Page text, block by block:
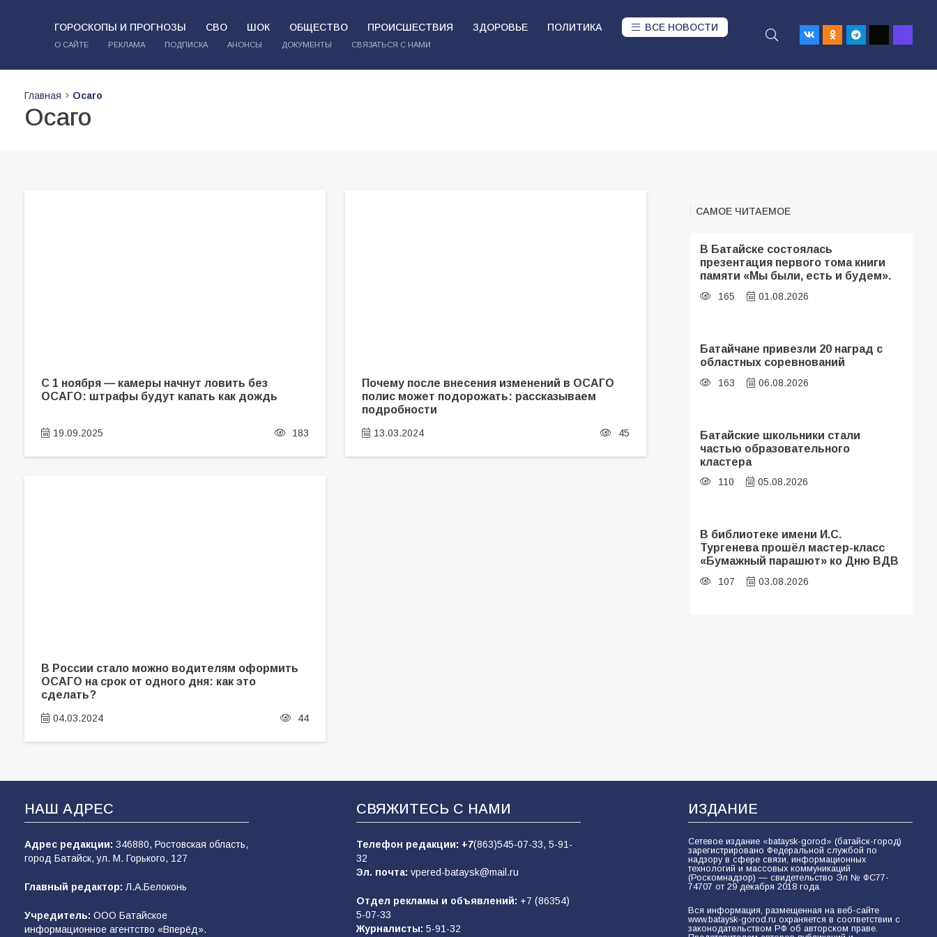
ГОРОСКОПЫ И ПРОГНОЗЫ СВО ШОК ОБЩЕСТВО ПРОИСШЕСТВИЯ ЗДОРОВЬЕ ПОЛИТИКА ВСЕ НОВОСТИ
О САЙТЕ РЕКЛАМА ПОДПИСКА АНОНСЫ ДОКУМЕНТЫ СВЯЗАТЬСЯ С НАМИ
Главная Осаго
Осаго
С 1 ноября — камеры начнут ловить без
ОСАГО: штрафы будут капать как дождь
19.09.2025 183
Почему после внесения изменений в ОСАГО
полис может подорожать: рассказываем
подробности
13.03.2024 45
В России стало можно водителям оформить
ОСАГО на срок от одного дня: как это
сделать?
04.03.2024 44
САМОЕ ЧИТАЕМОЕ
В Батайске состоялась
презентация первого тома книги
памяти «Мы были, есть и будем».
165 01.08.2026
Батайчане привезли 20 наград с
областных соревнований
163 06.08.2026
Батайские школьники стали
частью образовательного
кластера
110 05.08.2026
В библиотеке имени И.С.
Тургенева прошёл мастер-класс
«Бумажный парашют» ко Дню ВДВ
107 03.08.2026
Будет ли мобилизация в России в
Госдуме дали ответ
95 06.08.2026
«Пургу нести — не поля
переходить»: почему заявления о
НАШ АДРЕС
Адрес редакции: 346880, Ростовская область,
город Батайск, ул. М. Горького, 127
Главный редактор: Л.А.Белоконь
Учредитель: ООО Батайское
информационное агентство «Вперёд».
СВЯЖИТЕСЬ С НАМИ
Телефон редакции: +7(863)545-07-33, 5-91-
32
Эл. почта: vpered-bataysk@mail.ru
Отдел рекламы и объявлений: +7 (86354)
5-07-33
Журналисты: 5-91-32
ИЗДАНИЕ
Сетевое издание «bataysk-gorod» (батайск-город)
зарегистрировано Федеральной службой по
надзору в сфере связи, информационных
технологий и массовых коммуникаций
(Роскомнадзор) — свидетельство Эл № ФС77-
74707 от 29 декабря 2018 года.
Вся информация, размещенная на веб-сайте
www.bataysk-gorod.ru охраняется в соответствии с
законодательством РФ об авторском праве.